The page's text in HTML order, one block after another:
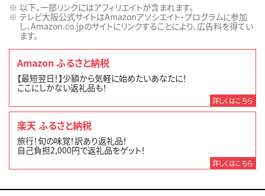
以下、一部リンクにはアフィリエイトが含まれます。
テレビ大阪公式サイトはAmazonアソシエイト・プログラムに参加
し、Amazon.co.jpのサイトにリンクすることにより、広告料を得てい
ます。
Amazon ふるさと納税
【最短翌日！】少額から気軽に始めたいあなたに！
ここにしかない返礼品も！
詳しくはこちら
楽天 ふるさと納税
旅行！旬の味覚！訳あり返礼品！
自己負担2,000円で返礼品をゲット！
詳しくはこちら